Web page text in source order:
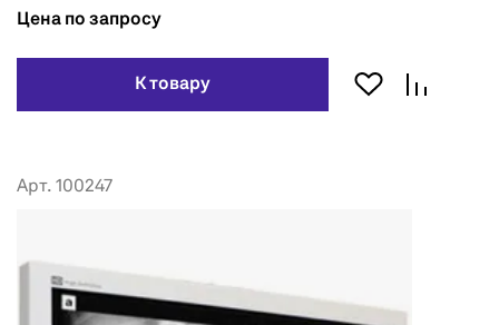
Цена по запросу
К товару
Арт. 100247